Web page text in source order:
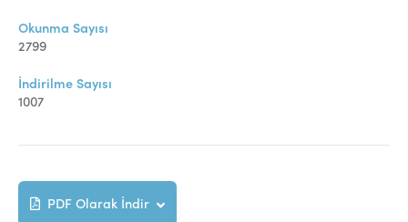
Okunma Sayısı
2799
İndirilme Sayısı
1007
PDF Olarak İndir